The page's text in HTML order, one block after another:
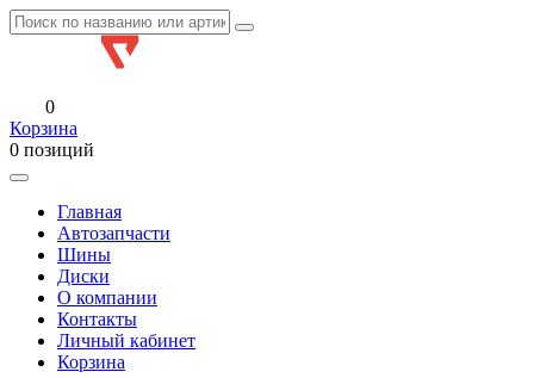
0
Корзина
0 позиций
Главная
Автозапчасти
Шины
Диски
О компании
Контакты
Личный кабинет
Корзина